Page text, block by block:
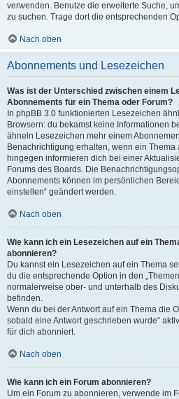
verwenden. Benutze die erweiterte Suche,
zu suchen. Trage dort die entsprechenden
Nach oben
Abonnements und Lesezeichen
Was ist der Unterschied zwischen einem
Abonnements für ein Thema oder Forum?
In phpBB 3.0 funktionierten Lesezeichen
Browsern: du bekamst keine Informationen
ähneln Lesezeichen mehr einem
Benachrichtigung erhalten, wenn ein
hingegen informieren dich bei einer
Forums des Boards. Die
Abonnements können im persönlichen
einstellen“ geändert werden.
Nach oben
Wie kann ich ein Lesezeichen auf ein
abonnieren?
Du kannst ein Lesezeichen auf ein Thema
du die entsprechende Option in den
normalerweise ober- und unterhalb des
befinden.
Wenn du bei der Antwort auf ein Thema die
sobald eine Antwort geschrieben wurde“
für dich abonniert.
Nach oben
Wie kann ich ein Forum abonnieren?
Um ein Forum zu abonnieren, verwende im